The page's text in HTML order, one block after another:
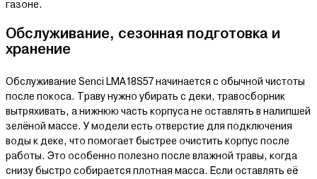
газоне.
Обслуживание, сезонная подготовка и
хранение
Обслуживание Senci LMA18S57 начинается с обычной чистоты
после покоса. Траву нужно убирать с деки, травосборник
вытряхивать, а нижнюю часть корпуса не оставлять в налипшей
зелёной массе. У модели есть отверстие для подключения
воды к деке, что помогает быстрее очистить корпус после
работы. Это особенно полезно после влажной травы, когда
снизу быстро собирается плотная масса. Если оставлять её